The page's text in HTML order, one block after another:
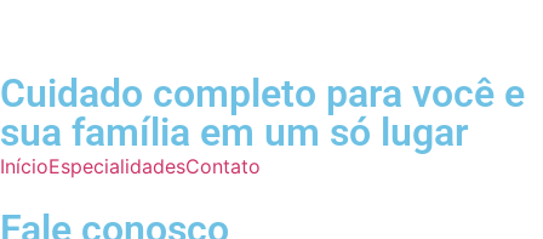
Cuidado completo para você e
sua família em um só lugar
InícioEspecialidadesContato
Fale conosco